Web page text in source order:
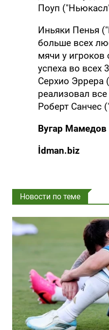
Поуп
Иньяки Пенья
больше всех
мячи у игроков
успеха во всех
Серхио Эррера
реализовал
Роберт Санчес
Вугар Мамедов
İdman.biz
Новости по теме